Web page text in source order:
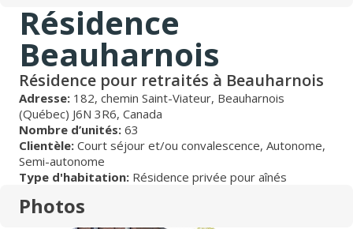
Résidence
Beauharnois
Résidence pour retraités à Beauharnois
Adresse: 182, chemin Saint-Viateur, Beauharnois
(Québec) J6N 3R6, Canada
Nombre d’unités: 63
Clientèle: Court séjour et/ou convalescence, Autonome,
Semi-autonome
Type d'habitation: Résidence privée pour aînés
Photos